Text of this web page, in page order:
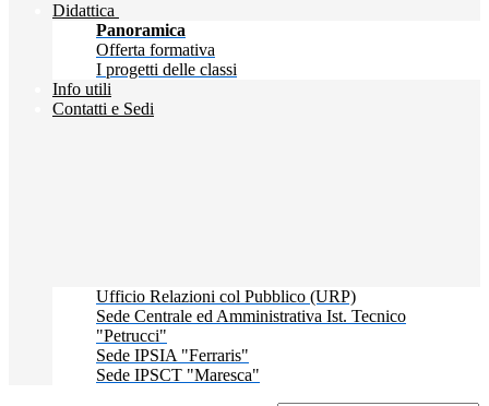
Didattica
Panoramica
Offerta formativa
I progetti delle classi
Info utili
Contatti e Sedi
Ufficio Relazioni col Pubblico (URP)
Sede Centrale ed Amministrativa Ist. Tecnico
"Petrucci"
Sede IPSIA "Ferraris"
Sede IPSCT "Maresca"